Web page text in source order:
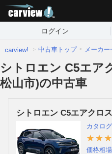
ログイン
carview! 中古車トップ メーカー
シトロエン C5エア
松山市)の中古車
シトロエン C5エアクロ
カタロ
価格相